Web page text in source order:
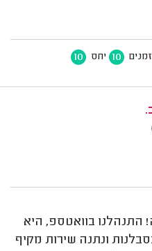
זמנים 10 יחס 10
התנהלנו בוואטספ, היא
ונתנה שירות מקיף